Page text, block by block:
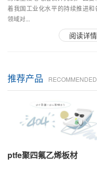
着我国工业化水平的持续推进和
领域对...
阅读详情
推荐产品
ptfe聚四氟乙烯板材